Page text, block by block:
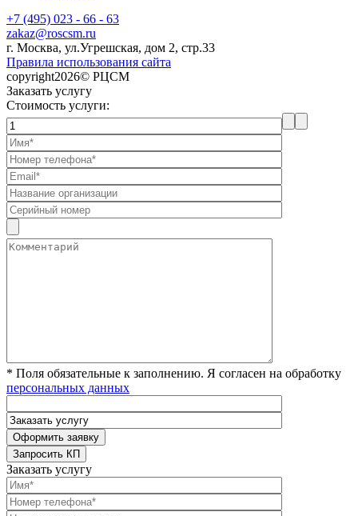
+7 (495) 023 - 66 - 63
zakaz@roscsm.ru
г. Москва, ул.Угрешская, дом 2, стр.33
Правила использования сайта
copyright2026© РЦСМ
Заказать услугу
Стоимость услуги:
* Поля обязательные к заполнению. Я согласен на обработку
персональных данных
Заказать услугу